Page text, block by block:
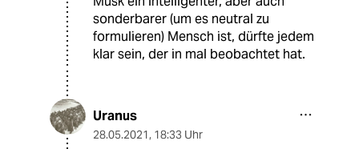
sonderbarer (um es neutral zu
formulieren) Mensch ist, dürfte jedem
klar sein, der in mal beobachtet hat.
Uranus
28.05.2021, 18:33 Uhr